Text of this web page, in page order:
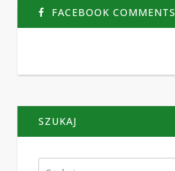
FACEBOOK COMMENTS
SZUKAJ